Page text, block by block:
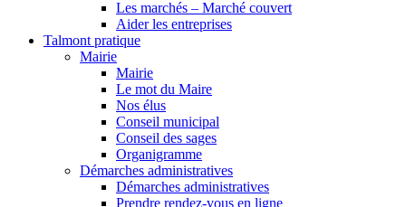
Les marchés – Marché couvert
Aider les entreprises
Talmont pratique
Mairie
Mairie
Le mot du Maire
Nos élus
Conseil municipal
Conseil des sages
Organigramme
Démarches administratives
Démarches administratives
Prendre rendez-vous en ligne